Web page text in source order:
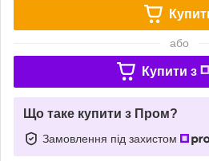
або
Купити з
Що таке купити з Пром?
Замовлення під захистом